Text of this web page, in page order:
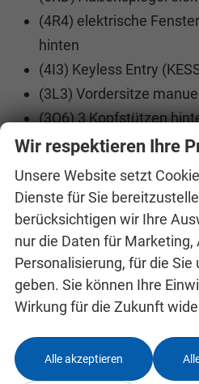
(4R4) elektrische
hinten
(4I3) Keyless Entry
(3L3) Vordersitze
(3Q6) 3 Kopfstützen
(3A2) ISOFIX -
äußeren Rücksitzen und
(2FE)
(7P4)
in Vordersitzlehnen
(6E3) Mittelarmlehne
EXTRAS:
(3GD) Ebener
(I8U) SKODA
Wir respektieren Ihre
Unsere Website setzt
Dienste für Sie
berücksichtigen wir Ihre
nur die Daten für Marketing,
Personalisierung, für die
geben. Sie können Ihre
Wirkung für die Zukunft
Alle akzeptieren